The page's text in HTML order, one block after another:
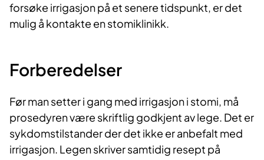
forsøke irrigasjon på et senere tidspunkt, er det
mulig å kontakte en stomiklinikk.
Forberedelser
Før man setter i gang med irrigasjon i stomi, må
prosedyren være skriftlig godkjent av lege. Det er
sykdomstilstander der det ikke er anbefalt med
irrigasjon. Legen skriver samtidig resept på